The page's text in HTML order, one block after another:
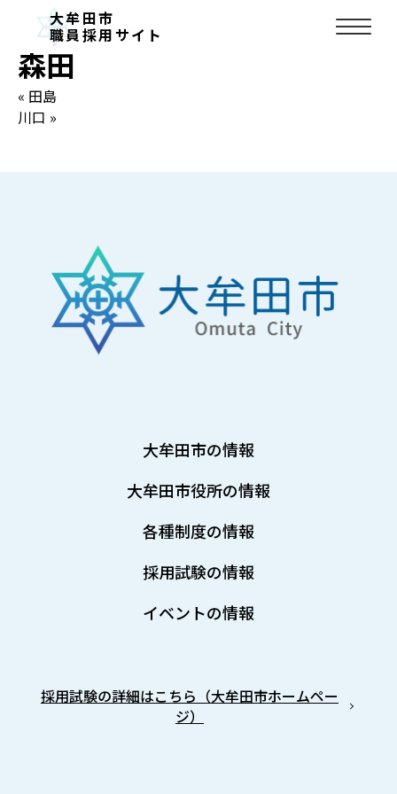
大牟田市
職員採用サイト
お知らせ
2024.09.30
森田
« 田島
川口 »
大牟田市の情報
大牟田市役所の情報
各種制度の情報
採用試験の情報
イベントの情報
採用試験の詳細はこちら（大牟田市ホームペー
ジ）